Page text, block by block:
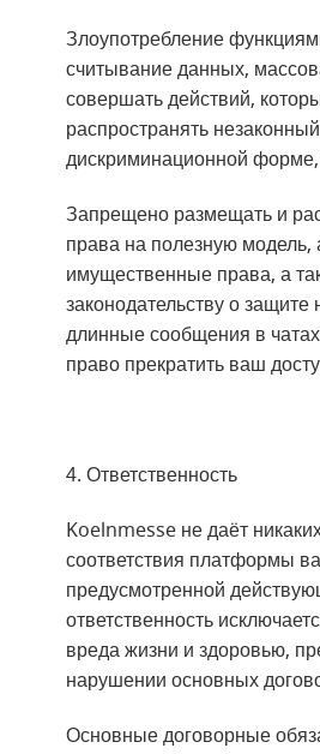
Злоупотребление
считывание данных,
совершать действий,
распространять
дискриминационной
Запрещено размещать и
права на полезную
имущественные права, а
законодательству о
длинные сообщения в
право прекратить ваш
4. Ответственность
Koelnmesse не даёт
соответствия платформы
предусмотренной
ответственность
вреда жизни и здоровью,
нарушении основных
Основные договорные